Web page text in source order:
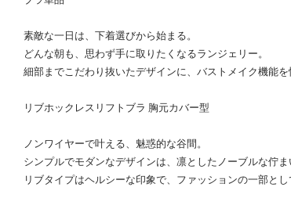
素敵な一日は、下着選びから始まる。
どんな朝も、思わず手に取りたくなるランジェリー。
細部までこだわり抜いたデザインに、バストメイク機能を
リブホックレスリフトブラ 胸元カバー型
ノンワイヤーで叶える、魅惑的な谷間。
シンプルでモダンなデザインは、凛としたノーブルな佇ま
リブタイプはヘルシーな印象で、ファッションの一部とし